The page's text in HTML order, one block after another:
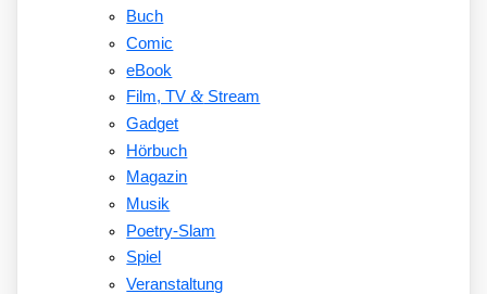
Buch
Comic
eBook
Film, TV&Stream
Gadget
Hörbuch
Magazin
Musik
Poetry-Slam
Spiel
Veranstaltung